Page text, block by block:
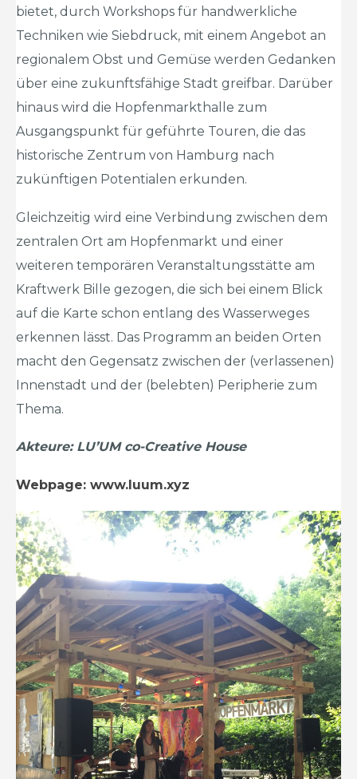
bietet, durch Workshops für handwerkliche
Techniken wie Siebdruck, mit einem Angebot an
regionalem Obst und Gemüse werden Gedanken
über eine zukunftsfähige Stadt greifbar. Darüber
hinaus wird die Hopfenmarkthalle zum
Ausgangspunkt für geführte Touren, die das
historische Zentrum von Hamburg nach
zukünftigen Potentialen erkunden.
Gleichzeitig wird eine Verbindung zwischen dem
zentralen Ort am Hopfenmarkt und einer
weiteren temporären Veranstaltungsstätte am
Kraftwerk Bille gezogen, die sich bei einem Blick
auf die Karte schon entlang des Wasserweges
erkennen lässt. Das Programm an beiden Orten
macht den Gegensatz zwischen der (verlassenen)
Innenstadt und der (belebten) Peripherie zum
Thema.
Akteure: LU’UM co-Creative House
Webpage: www.luum.xyz